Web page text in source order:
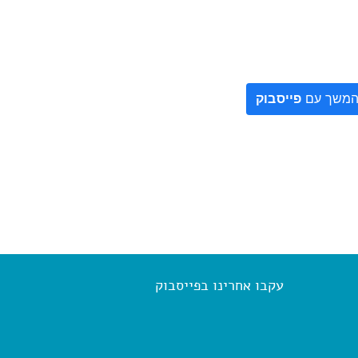
המשך עם פייסבוק
עקבו אחרינו בפייסבוק